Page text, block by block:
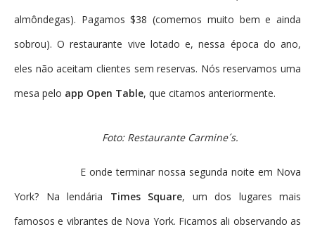
almôndegas). Pagamos $38 (comemos muito bem e ainda
sobrou). O restaurante vive lotado e, nessa época do ano,
eles não aceitam clientes sem reservas. Nós reservamos uma
mesa pelo app Open Table, que citamos anteriormente.
Foto: Restaurante Carmine´s.
E onde terminar nossa segunda noite em Nova
York? Na lendária Times Square, um dos lugares mais
famosos e vibrantes de Nova York. Ficamos ali observando as